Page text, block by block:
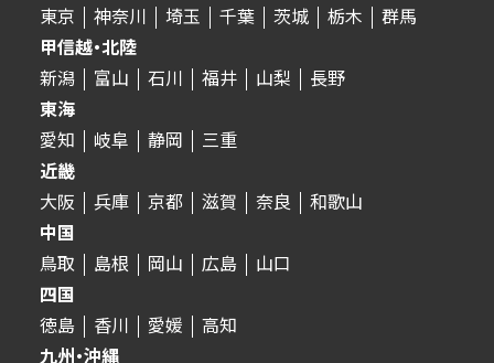
東京
神奈川 埼玉 千葉 茨城 栃木
群馬
甲信越・北陸
新潟
富山 石川 福井 山梨
長野
東海
愛知
岐阜 静岡
三重
近畿
大阪
兵庫 京都 滋賀 奈良
和歌山
中国
鳥取
島根 岡山 広島
山口
四国
徳島
香川 愛媛
高知
九州・沖縄